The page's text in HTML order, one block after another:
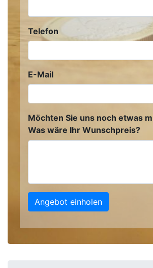
Telefon
E-Mail
Möchten Sie uns noch etwas
Was wäre Ihr Wunschpreis?
Angebot einholen